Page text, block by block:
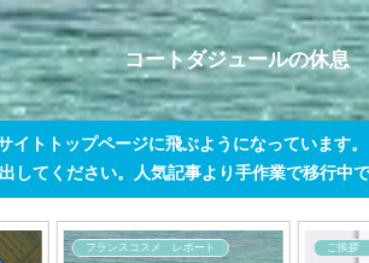
コートダジュールの休息
トトップページに飛ぶようになっていま
してください。人気記事より手作業で移行
チップの上手な渡し方 庶民のリゾートラ